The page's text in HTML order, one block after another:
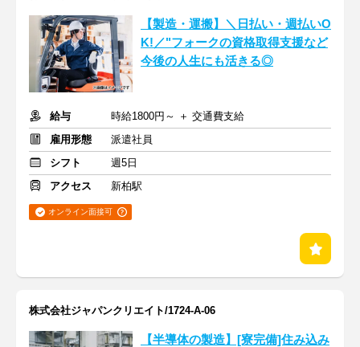
【製造・運搬】＼日払い・週払いO
K!／"フォークの資格取得支援など
今後の人生にも活きる◎
給与
時給1800円～ ＋ 交通費支給
雇用形態
派遣社員
シフト
週5日
アクセス
新柏駅
オンライン面接可
株式会社ジャパンクリエイト/1724-A-06
【半導体の製造】[寮完備]住み込み